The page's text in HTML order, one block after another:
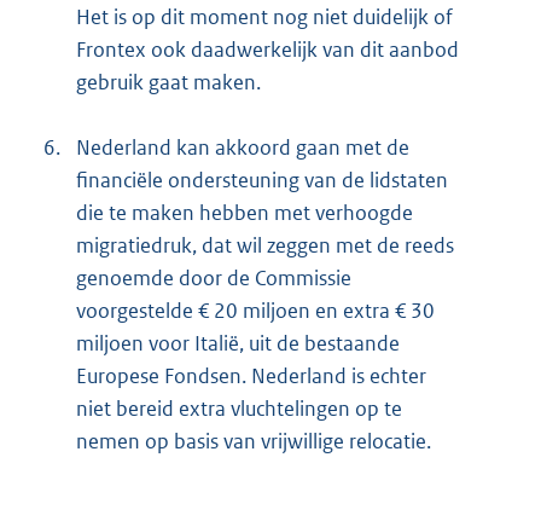
Het is op dit moment nog niet duidelijk of
Frontex ook daadwerkelijk van dit aanbod
gebruik gaat maken.
6.
Nederland kan akkoord gaan met de
financiële ondersteuning van de lidstaten
die te maken hebben met verhoogde
migratiedruk, dat wil zeggen met de reeds
genoemde door de Commissie
voorgestelde € 20 miljoen en extra € 30
miljoen voor Italië, uit de bestaande
Europese Fondsen. Nederland is echter
niet bereid extra vluchtelingen op te
nemen op basis van vrijwillige relocatie.